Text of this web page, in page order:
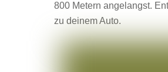
800 Metern angelangst.
zu deinem Auto.